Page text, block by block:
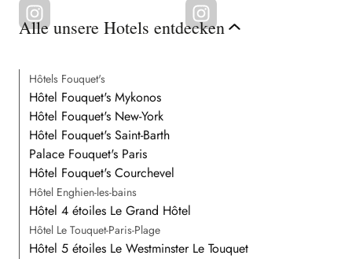
Alle unsere Hotels entdecken
Hôtels Fouquet's
Hôtel Fouquet's Mykonos
Hôtel Fouquet's New-York
Hôtel Fouquet's Saint-Barth
Palace Fouquet's Paris
Hôtel Fouquet's Courchevel
Hôtel Enghien-les-bains
Hôtel 4 étoiles Le Grand Hôtel
Hôtel Le Touquet-Paris-Plage
Hôtel 5 étoiles Le Westminster Le Touquet